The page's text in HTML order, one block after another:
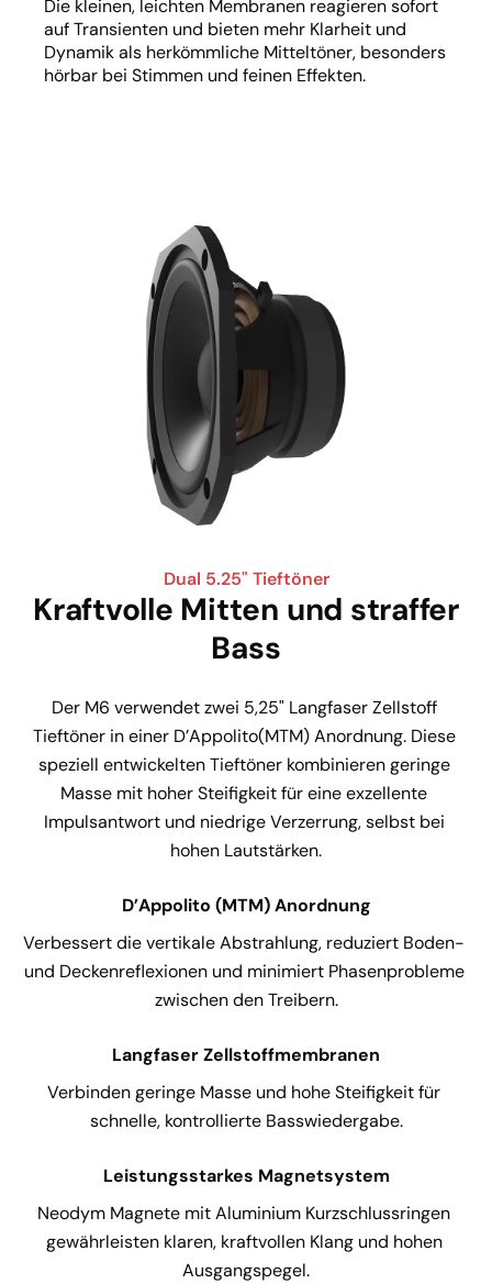
Die kleinen, leichten Membranen reagieren sofort
auf Transienten und bieten mehr Klarheit und
Dynamik als herkömmliche Mitteltöner, besonders
hörbar bei Stimmen und feinen Effekten.
Dual 5.25" Tieftöner
Kraftvolle Mitten und straffer
Bass
Der M6 verwendet zwei 5,25" Langfaser Zellstoff
Tieftöner in einer D’Appolito(MTM) Anordnung. Diese
speziell entwickelten Tieftöner kombinieren geringe
Masse mit hoher Steifigkeit für eine exzellente
Impulsantwort und niedrige Verzerrung, selbst bei
hohen Lautstärken.
D’Appolito (MTM) Anordnung
Verbessert die vertikale Abstrahlung, reduziert Boden-
und Deckenreflexionen und minimiert Phasenprobleme
zwischen den Treibern.
Langfaser Zellstoffmembranen
Verbinden geringe Masse und hohe Steifigkeit für
schnelle, kontrollierte Basswiedergabe.
Leistungsstarkes Magnetsystem
Neodym Magnete mit Aluminium Kurzschlussringen
gewährleisten klaren, kraftvollen Klang und hohen
Ausgangspegel.